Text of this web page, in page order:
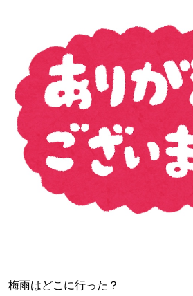
梅雨はどこに行った？